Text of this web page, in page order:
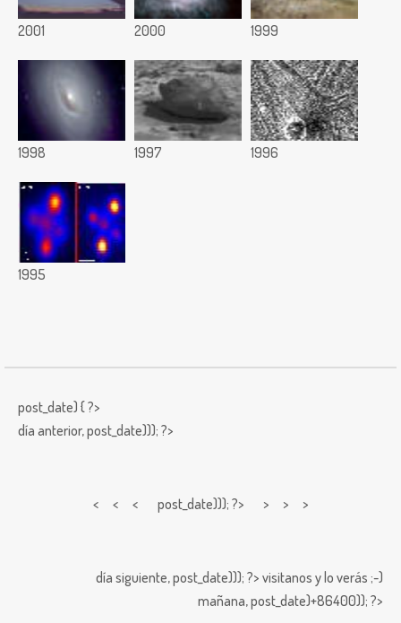
2001 2000 1999
1998 1997 1996
1995
post_date) { ?>
día anterior,post_date))); ?>
< < < post_date))); ?> > > >
día siguiente,post_date))); ?> visitanos y lo verás ;-)
mañana,post_date)+86400)); ?>